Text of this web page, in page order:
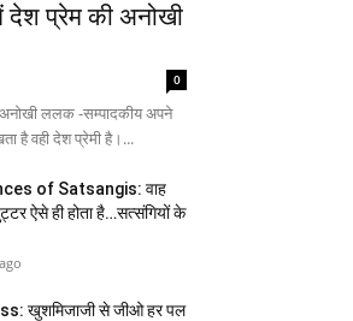
देश प्रेम की अनोखी
0
ललक -सम्पादकीय अपने
है वही देश प्रेमी है।...
of Satsangis: वाह
ऐसे ही होता है…सत्संगियों के
खुशमिजाजी से जीओ हर पल